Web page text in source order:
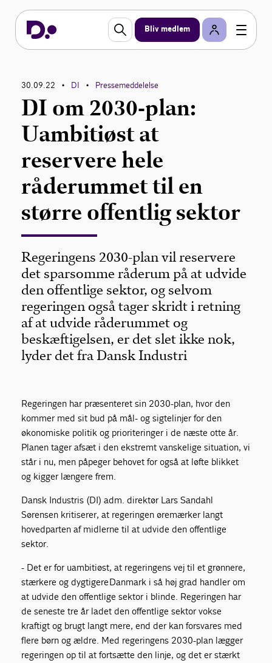
Bliv medlem
30.09.22 • DI • Pressemeddelelse
DI om 2030-plan:
Uambitiøst at
reservere hele
råderummet til en
større offentlig sektor
Regeringens 2030-plan vil reservere
det sparsomme råderum på at udvide
den offentlige sektor, og selvom
regeringen også tager skridt i retning
af at udvide råderummet og
beskæftigelsen, er det slet ikke nok,
lyder det fra Dansk Industri
Regeringen har præsenteret sin 2030-plan, hvor den
kommer med sit bud på mål- og sigtelinjer for den
økonomiske politik og prioriteringer i de næste otte år.
Planen tager afsæt i den ekstremt vanskelige situation, vi
står i nu, men påpeger behovet for også at løfte blikket
og kigger længere frem.
Dansk Industris (DI) adm. direktør Lars Sandahl
Sørensen kritiserer, at regeringen øremærker langt
hovedparten af midlerne til at udvide den offentlige
sektor.
- Det er for uambitiøst, at regeringens vej til et grønnere,
stærkere og dygtigere Danmark i så høj grad handler om
at udvide den offentlige sektor i blinde. Regeringen har
de seneste tre år ladet den offentlige sektor vokse
kraftigt og brugt langt mere, end der kan forsvares med
flere børn og ældre. Med regeringens 2030-plan lægger
regeringen op til at fortsætte den linje, og det er stærkt